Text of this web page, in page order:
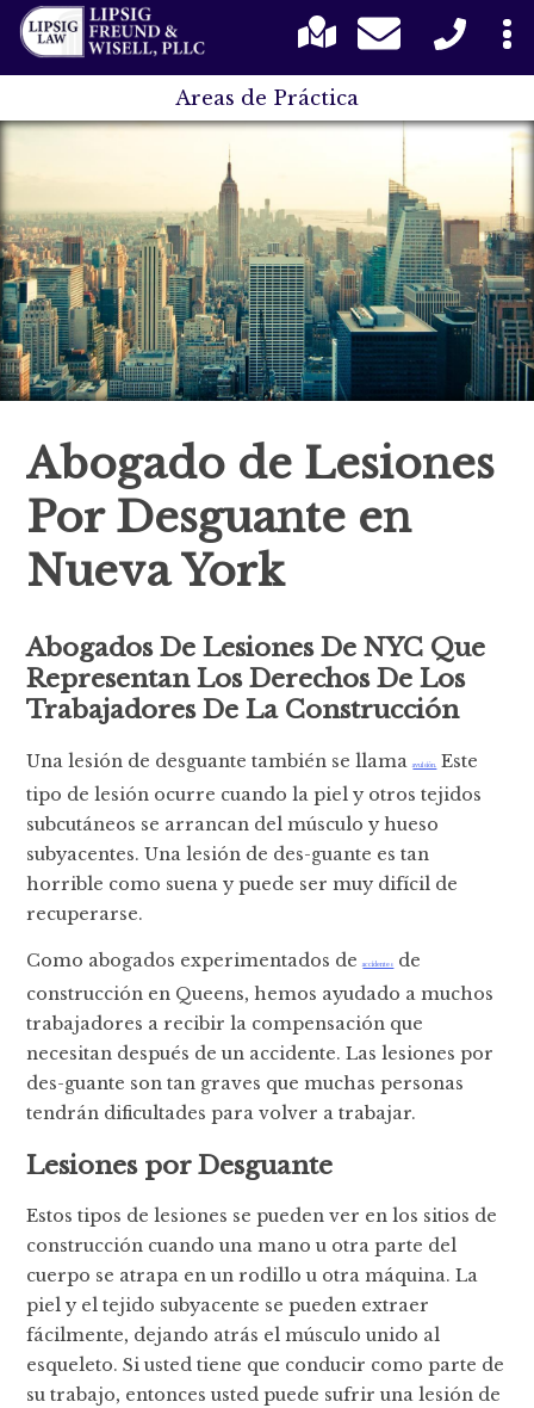
Areas de Práctica
Abogado de Lesiones
Por Desguante en
Nueva York
Abogados De Lesiones De NYC Que
Representan Los Derechos De Los
Trabajadores De La Construcción
Una lesión de desguante también se llamaavulsión.
Este
tipo de lesión ocurre cuando la piel y otros tejidos
subcutáneos se arrancan del músculo y hueso
subyacentes. Una lesión de des-guante es tan
horrible como suena y puede ser muy difícil de
recuperarse.
Como abogados experimentados deaccidentes
de
construcción en Queens, hemos ayudado a muchos
trabajadores a recibir la compensación que
necesitan después de un accidente. Las lesiones por
des-guante son tan graves que muchas personas
tendrán dificultades para volver a trabajar.
Lesiones por Desguante
Estos tipos de lesiones se pueden ver en los sitios de
construcción cuando una mano u otra parte del
cuerpo se atrapa en un rodillo u otra máquina. La
piel y el tejido subyacente se pueden extraer
fácilmente, dejando atrás el músculo unido al
esqueleto. Si usted tiene que conducir como parte de
su trabajo, entonces usted puede sufrir una lesión de